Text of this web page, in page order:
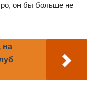
он бы больше не
на